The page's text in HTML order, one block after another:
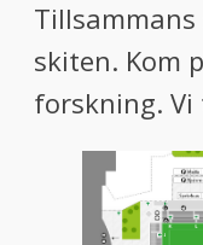
skiten. Kom
forskning. Vi